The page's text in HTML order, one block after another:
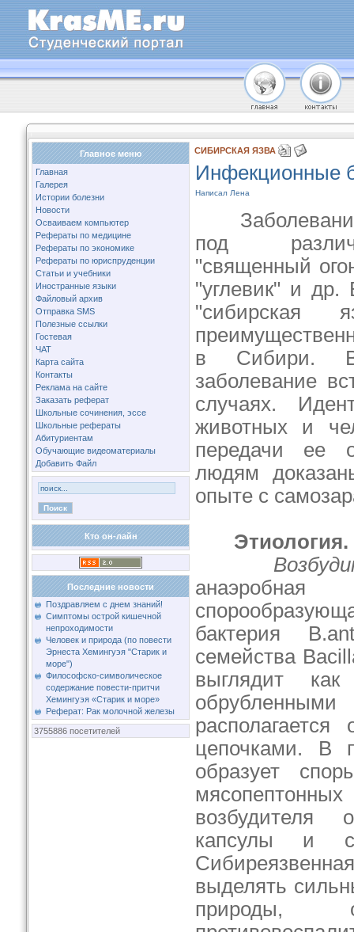
Главное меню
Главная
Галерея
Истории болезни
Новости
Осваиваем компьютер
Рефераты по медицине
Рефераты по экономике
Рефераты по юриспруденции
Статьи и учебники
Иностранные языки
Файловый архив
Отправка SMS
Полезные ссылки
Гостевая
ЧАТ
Карта сайта
Контакты
Реклама на сайте
Заказать реферат
Школьные сочинения, эссе
Школьные рефераты
Абитуриентам
Обучающие видеоматериалы
Добавить Файл
Кто он-лайн
Последние новости
Поздравляем с днем знаний!
Симптомы острой кишечной
непроходимости
Человек и природа (по повести
Эрнеста Хемингуэя "Старик и
море")
Философско-символическое
содержание повести-притчи
Хемингуэя «Старик и море»
Реферат: Рак молочной железы
3755886 посетителей
СИБИРСКАЯ ЯЗВА
Инфекционные
Написал Лена
Заболевание
под
"священный
"углевик" и др.
в Сибири. В
заболевание
случаях.
животных и
передачи ее
людям
опыте с
Этиология.
анаэробная
бактерия
семейства
выглядит
цепочками. В
образует
возбудителя
капсулы и
выделять
природы,